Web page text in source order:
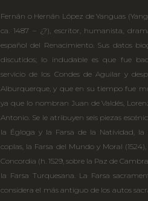
Fernán o Hernán López de Yanguas
ca. 1487 – ¿?), escritor, humanista,
español del Renacimiento. Sus datos
discutidos; lo indudable es que fue
servicio de los Condes de Aguilar y
Alburquerque, y que en su tiempo fue
ya que lo nombran Juan de Valdés,
Antonio. Se le atribuyen seis piezas
la Égloga y la Farsa de la Natividad, la
coplas, la Farsa del Mundo y Moral
Concordia (h. 1529, sobre la Paz de
la Farsa Turquesana. La Farsa
considera el más antiguo de los autos